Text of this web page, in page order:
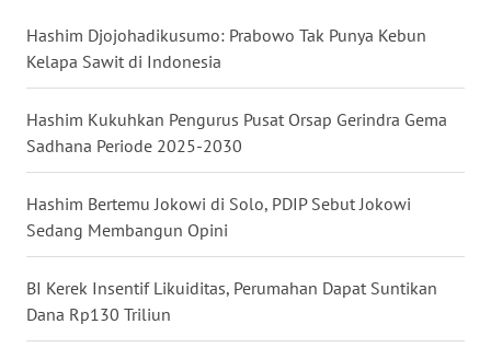
Hashim Djojohadikusumo: Prabowo Tak Punya Kebun
Kelapa Sawit di Indonesia
Hashim Kukuhkan Pengurus Pusat Orsap Gerindra Gema
Sadhana Periode 2025-2030
Hashim Bertemu Jokowi di Solo, PDIP Sebut Jokowi
Sedang Membangun Opini
BI Kerek Insentif Likuiditas, Perumahan Dapat Suntikan
Dana Rp130 Triliun
WN
BABEL
WN
SUMBAR
WN
SUMSEL
BENGKULU